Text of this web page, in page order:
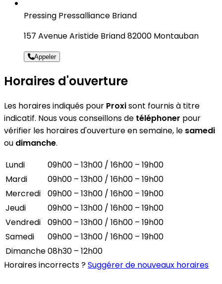
Pressing Pressalliance Briand
157 Avenue Aristide Briand 82000 Montauban
Appeler
Horaires d'ouverture
Les horaires indiqués pour Proxisont fournis à titre
indicatif. Nous vous conseillons de téléphoner pour
vérifier les horaires d'ouverture en semaine, le samedi
ou dimanche.
Lundi
09h00 – 13h00 / 16h00 – 19h00
Mardi
09h00 – 13h00 / 16h00 – 19h00
Mercredi
09h00 – 13h00 / 16h00 – 19h00
Jeudi
09h00 – 13h00 / 16h00 – 19h00
Vendredi
09h00 – 13h00 / 16h00 – 19h00
Samedi
09h00 – 13h00 / 16h00 – 19h00
Dimanche08h30 – 12h00
Horaires incorrects ?Suggérer de nouveaux horaires